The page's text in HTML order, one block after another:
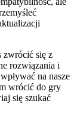
zwrócić się z
rozwiązania i
na nasze
wrócić do gry
się szukać